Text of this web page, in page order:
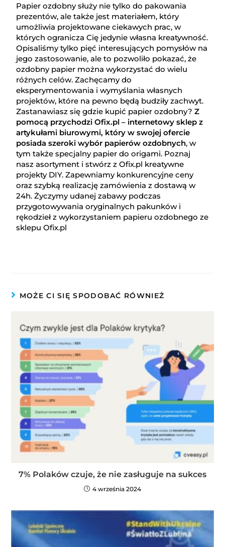
Papier ozdobny służy nie tylko do pakowania
prezentów, ale także jest materiałem, który
umożliwia projektowane ciekawych prac, w
których ogranicza Cię jedynie własna kreatywność.
Opisaliśmy tylko pięć interesujących pomysłów na
jego zastosowanie, ale to pozwoliło pokazać, że
ozdobny papier można wykorzystać do wielu
różnych celów. Zachęcamy do
eksperymentowania i wymyślania własnych
projektów, które na pewno będą budziły zachwyt.
Zastanawiasz się gdzie kupić papier ozdobny?Z
pomocą przychodzi Ofix.pl – internetowy sklep z
artykułami biurowymi, który w swojej ofercie
posiada szeroki wybór papierów ozdobnych, w
tym także specjalny papier do origami. Poznaj
nasz asortyment i stwórz z Ofix.pl kreatywne
projekty DIY. Zapewniamy konkurencyjne ceny
oraz szybką realizację zamówienia z dostawą w
24h. Życzymy udanej zabawy podczas
przygotowywania oryginalnych pakunków i
rękodzieł z wykorzystaniem papieru ozdobnego ze
sklepu Ofix.pl
MOŻE CI SIĘ SPODOBAĆ RÓWNIEŻ
7% Polaków czuje, że nie zasługuje na sukces
4 września 2024